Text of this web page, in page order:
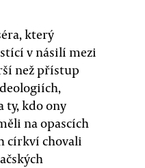
který
v násilí mezi
než přístup
ty, kdo ony
na opascích
církví chovali